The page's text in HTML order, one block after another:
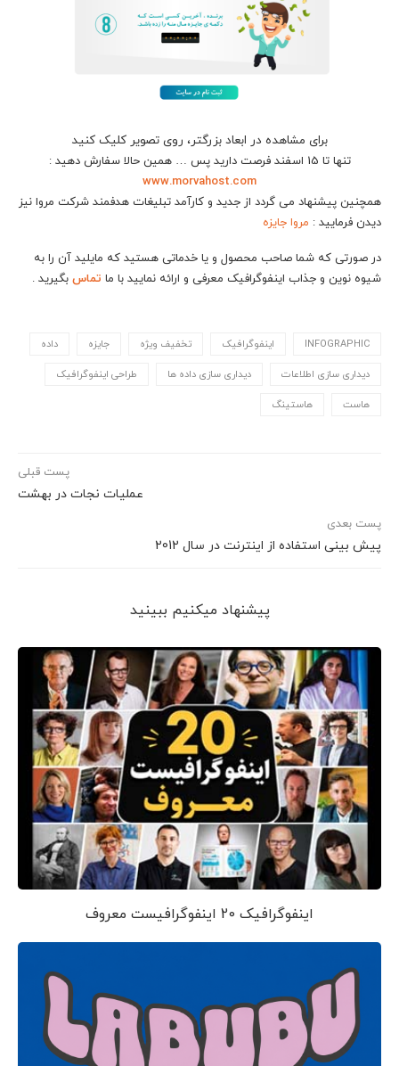
برای مشاهده در ابعاد بزرگتر، روی تصویر کلیک کنید
تنها تا 15 اسفند فرصت دارید پس … همین حالا سفارش دهید :
www.morvahost.com
همچنین پیشنهاد می گردد از جدید و کارآمد تبلیغات هدفمند شرکت مروا نیز
دیدن فرمایید : مروا جایزه
در صورتی که شما صاحب محصول و یا خدماتی هستید که مایلید آن را به
شیوه نوین و جذاب اینفوگرافیک معرفی و ارائه نمایید با ما تماس بگیرید .
INFOGRAPHIC اینفوگرافیک تخفیف ویژه جایزه داده
دیداری سازی اطلاعات دیداری سازی داده ها طراحی اینفوگرافیک
هاست هاستینگ
پست قبلی
عمليات نجات در بهشت
پست بعدی
پیش بینی استفاده از اینترنت در سال 2012
پیشنهاد می‎کنیم ببینید
اینفوگرافیک 20 اینفوگرافیست معروف